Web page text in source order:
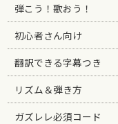
弾こう！歌おう！
初心者さん向け
翻訳できる字幕つき
リズム＆弾き方
ガズレレ必須コード